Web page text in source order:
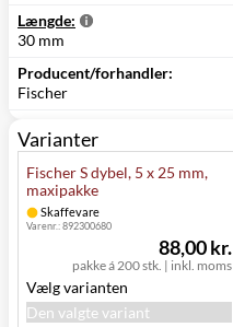
Længde:
30 mm
Producent/forhandler:
Fischer
Varianter
Fischer S dybel, 5 x 25 mm,
maxipakke
Skaffevare
Varenr.:892300680
pakke á 200 stk. | inkl. moms
88,00 kr.
Vælg varianten
Den valgte variant